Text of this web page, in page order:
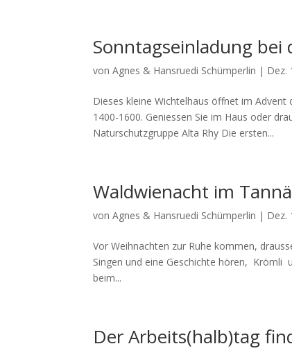
Sonntagseinladung bei
vonAgnes & Hansruedi Schümperlin | Dez.
Dieses kleine Wichtelhaus öffnet im
1400-1600. Geniessen Sie im Haus oder
Naturschutzgruppe Alta Rhy Die ersten...
Waldwienacht im
vonAgnes & Hansruedi Schümperlin | Dez.
Vor Weihnachten zur Ruhe kommen,
Singen und eine Geschichte hören, Krömli
beim...
Der Arbeits(halb)tag